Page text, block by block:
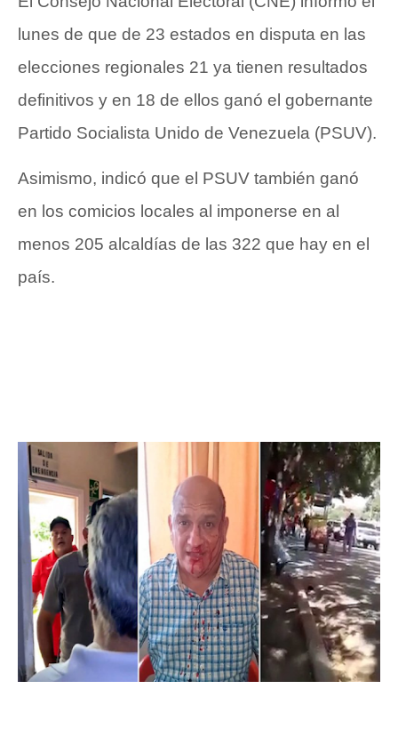
lunes de que de 23 estados en disputa en las
elecciones regionales 21 ya tienen resultados
definitivos y en 18 de ellos ganó el gobernante
Partido Socialista Unido de Venezuela (PSUV).
Asimismo, indicó que el PSUV también ganó
en los comicios locales al imponerse en al
menos 205 alcaldías de las 322 que hay en el
país.